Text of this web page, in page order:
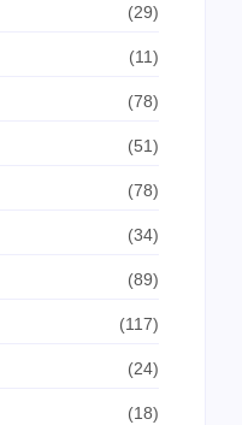
(29)
(11)
(78)
(51)
(78)
(34)
(89)
(117)
(24)
(18)